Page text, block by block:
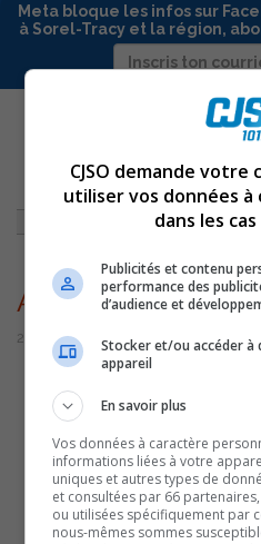
Meta bloque les infos sur
à Sorel-Tracy et la région,
ACCUEIL »ACTUALITÉS »
UNE
DE PROTECTION ET D’INTERVENTION
AVERTISSEURFUMÉE
28 novembre 2022 | Par Sylvain
CJSO demande
utiliser vos données
dans les
Publicités et contenu
performance des
d’audience et
Stocker et/ou accéder à
appareil
En savoir plus
Vos données à caractère
informations liées à votre
uniques et autres types de
et consultées par 66
ou utilisées spécifiquement par
nous-mêmes sommes